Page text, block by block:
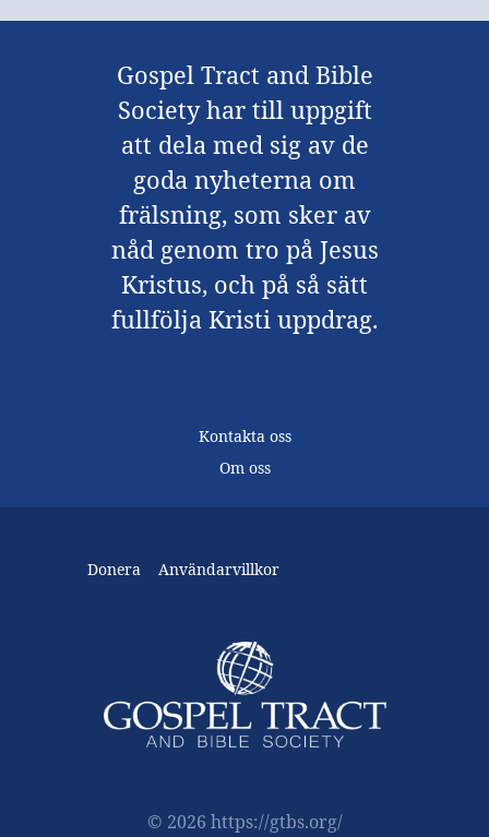
Gospel Tract and Bible
Society har till uppgift
att dela med sig av de
goda nyheterna om
frälsning, som sker av
nåd genom tro på Jesus
Kristus, och på så sätt
fullfölja Kristi uppdrag.
Kontakta oss
Om oss
Donera Användarvillkor
© 2026 https://gtbs.org/